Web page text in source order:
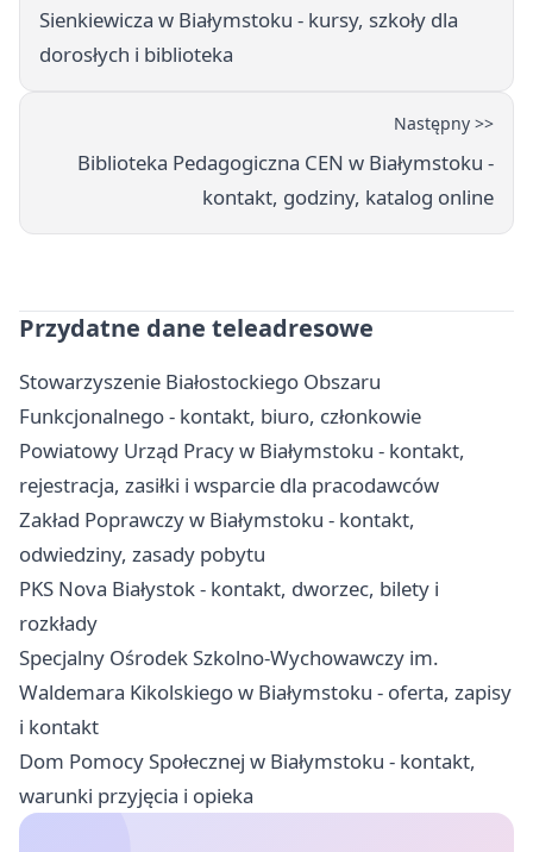
Sienkiewicza w Białymstoku - kursy, szkoły dla
dorosłych i biblioteka
Następny >>
Biblioteka Pedagogiczna CEN w Białymstoku -
kontakt, godziny, katalog online
Przydatne dane teleadresowe
Stowarzyszenie Białostockiego Obszaru
Funkcjonalnego - kontakt, biuro, członkowie
Powiatowy Urząd Pracy w Białymstoku - kontakt,
rejestracja, zasiłki i wsparcie dla pracodawców
Zakład Poprawczy w Białymstoku - kontakt,
odwiedziny, zasady pobytu
PKS Nova Białystok - kontakt, dworzec, bilety i
rozkłady
Specjalny Ośrodek Szkolno-Wychowawczy im.
Waldemara Kikolskiego w Białymstoku - oferta, zapisy
i kontakt
Dom Pomocy Społecznej w Białymstoku - kontakt,
warunki przyjęcia i opieka